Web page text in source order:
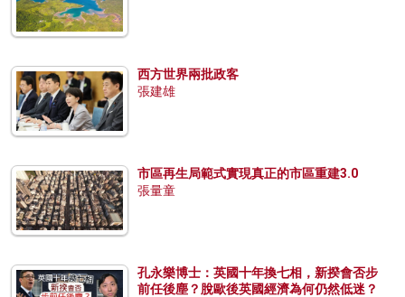
西方世界兩批政客
張建雄
市區再生局範式實現真正的市區重建3.0
張量童
孔永樂博士：英國十年換七相，新揆會否步
前任後塵？脫歐後英國經濟為何仍然低迷？